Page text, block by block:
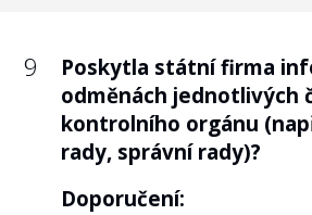
9
Poskytla státní firma
odměnách jednotlivých
kontrolního orgánu
rady, správní rady)?
Doporučení: